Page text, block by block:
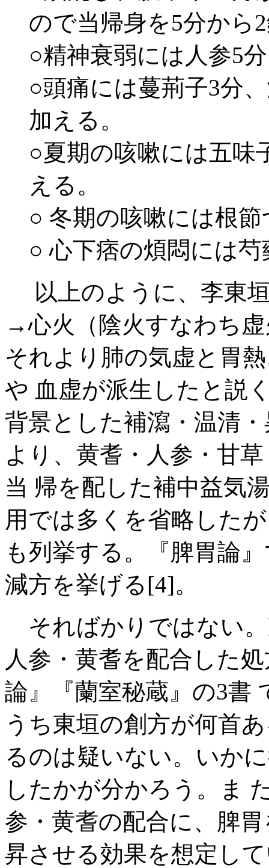
ので当帰身を5分から
○精神衰弱には人参5
○頭痛には蔓荊子3分
加える。
○夏期の咳嗽には五味
える。
○ 冬期の咳嗽には根
○ 心下痞の煩悶には
以上のように、李東
→心火（陰火すなわち
それより肺の気虚と胃
や 血虚が派生したと説
背景とした補瀉・温清
より、黄耆・人参・甘
当 帰を配した補中益気
用では多くを省略した
も列挙する。『脾胃論
減方を挙げる[4]。
そればかりではない
人参・黄耆を配合した
論』『蘭室秘蔵』の3書
うち東垣の創方が何首
るのは疑いない。いか
したかが分かろう。ま
参・黄耆の配合に、脾
昇させる効果を想定し